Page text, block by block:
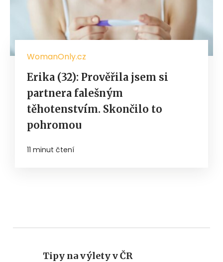
WomanOnly.cz
Erika (32): Prověřila jsem si
partnera falešným
těhotenstvím. Skončilo to
pohromou
11 minut čtení
Tipy na výlety v ČR